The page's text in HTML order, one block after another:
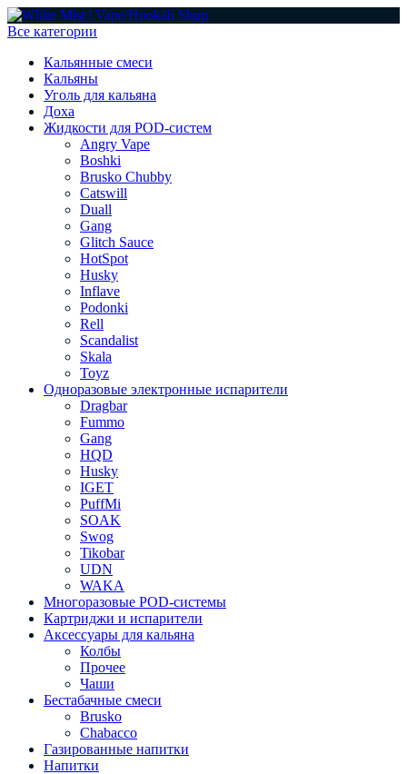
Все категории
Кальянные смеси
Кальяны
Уголь для кальяна
Доха
Жидкости для POD-систем
Angry Vape
Boshki
Brusko Chubby
Catswill
Duall
Gang
Glitch Sauce
HotSpot
Husky
Inflave
Podonki
Rell
Scandalist
Skala
Toyz
Одноразовые электронные испарители
Dragbar
Fummo
Gang
HQD
Husky
IGET
PuffMi
SOAK
Swog
Tikobar
UDN
WAKA
Многоразовые POD-системы
Картриджи и испарители
Аксессуары для кальяна
Колбы
Прочее
Чаши
Бестабачные смеси
Brusko
Chabacco
Газированные напитки
Напитки